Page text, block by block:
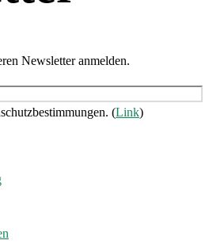
Newsletter anmelden.
(Link)